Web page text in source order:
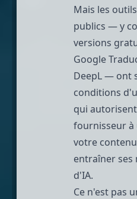
Mais les
publics — y
versions
Google
DeepL — ont
conditions
qui
fournisseur à
votre
entraîner ses
d'IA.
Ce n'est pas